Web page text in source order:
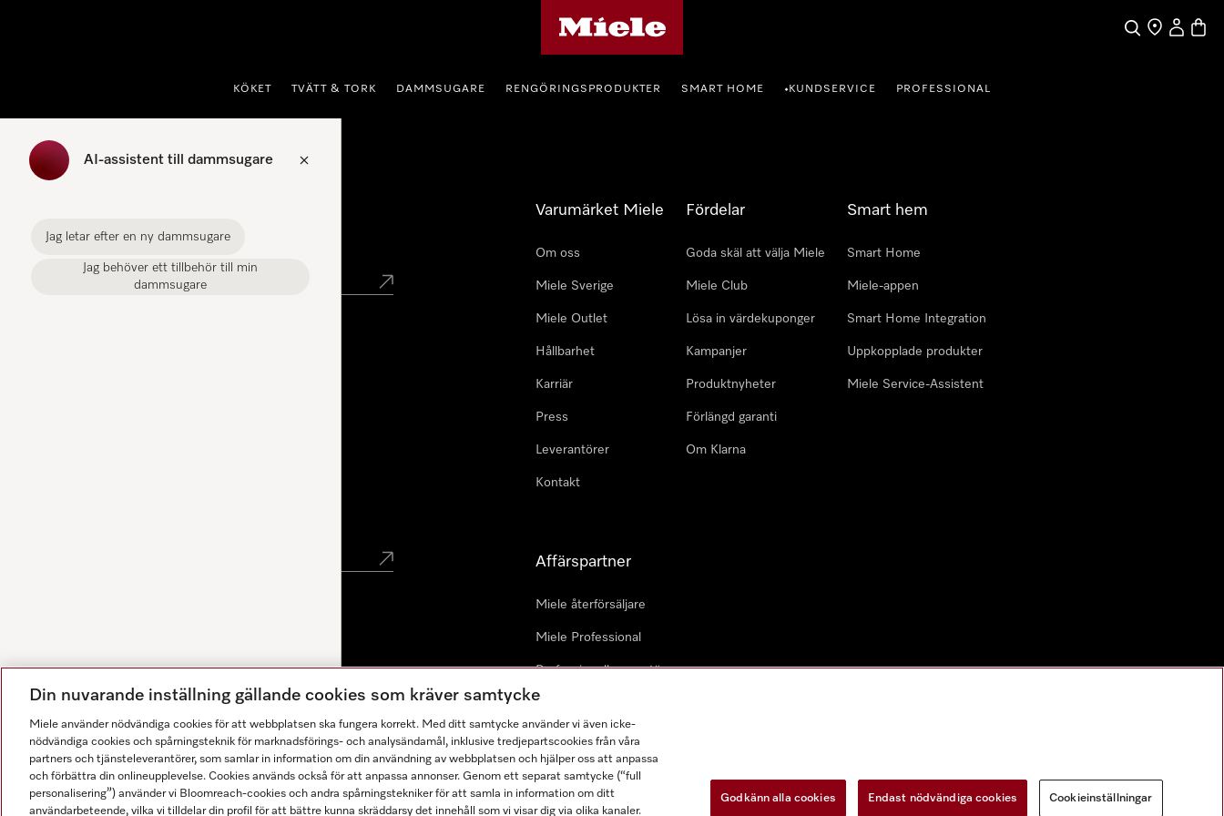
Sök
Hitta Butik
Mitt konto
KÖKET TVÄTT & TORK DAMMSUGARE RENGÖRINGSPRODUKTER SMART HOME •KUNDSERVICE PROFESSIONAL
AI-assistent till dammsugare
Jag letar efter en ny dammsugare
Jag behöver ett tillbehör till min
dammsugare
Hitta butik
Varumärket Miele
Om oss
Miele Sverige
Miele Outlet
Hållbarhet
Karriär
Press
Leverantörer
Kontakt
Fördelar
Goda skäl att välja Miele
Miele Club
Lösa in värdekuponger
Kampanjer
Produktnyheter
Förlängd garanti
Om Klarna
Smart hem
Smart Home
Miele-appen
Smart Home Integration
Uppkopplade produkter
Miele Service-Assistent
Affärspartner
Miele återförsäljare
Miele Professional
Professionell reparatör
Miele Marine
Arkitekter & Planerare
Din nuvarande inställning gällande cookies som kräver samtycke
Miele använder nödvändiga cookies för att webbplatsen ska fungera korrekt. Med ditt samtycke använder vi även icke-
nödvändiga cookies och spårningsteknik för marknadsförings- och analysändamål, inklusive tredjepartscookies från våra
partners och tjänsteleverantörer, som samlar in information om din användning av webbplatsen och hjälper oss att anpassa
och förbättra din onlineupplevelse. Cookies används också för att anpassa annonser. Genom ett separat samtycke (“full
personalisering”) använder vi Bloomreach-cookies och andra spårningstekniker för att samla in information om ditt
användarbeteende, vilka vi tilldelar din profil för att bättre kunna skräddarsy det innehåll som vi visar dig via olika kanaler.
Godkänn alla cookies Endast nödvändiga cookies Cookieinställningar